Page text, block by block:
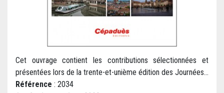
Cet ouvrage contient les contributions sélectionnées et
présentées lors de la trente-et-unième édition des Journées...
Référence : 2034